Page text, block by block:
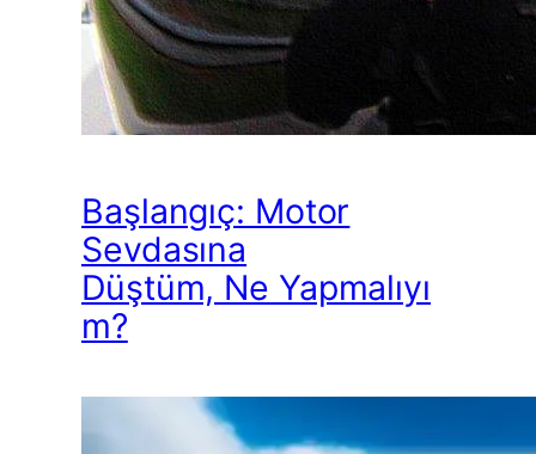
Başlangıç: Motor
Sevdasına
Düştüm, Ne Yapmalıyı
m?